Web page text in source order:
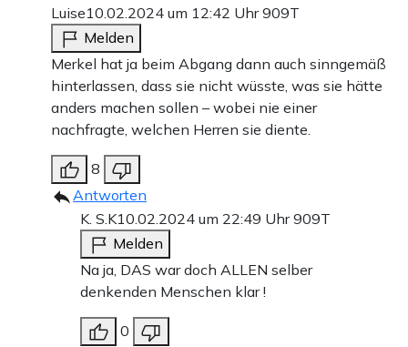
Luise10.02.2024 um 12:42 Uhr909T
Melden
Merkel hat ja beim Abgang dann auch sinngemäß
hinterlassen, dass sie nicht wüsste, was sie hätte
anders machen sollen – wobei nie einer
nachfragte, welchen Herren sie diente.
8
Antworten
K. S.K10.02.2024 um 22:49 Uhr909T
Melden
Na ja, DAS war doch ALLEN selber
denkenden Menschen klar !
0